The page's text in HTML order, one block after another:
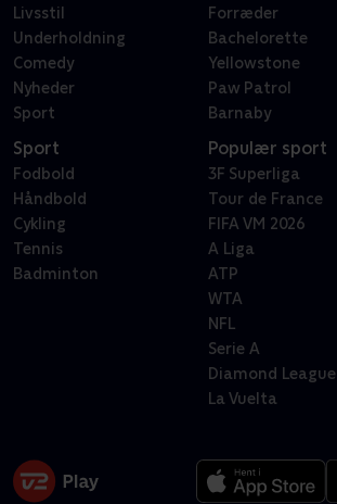
Livsstil
Underholdning
Comedy
Nyheder
Sport
Forræder
Bachelorette
Yellowstone
Paw Patrol
Barnaby
Sport
Fodbold
Håndbold
Cykling
Tennis
Badminton
Populær sport
3F Superliga
Tour de France
FIFA VM 2026
A Liga
ATP
WTA
NFL
Serie A
Diamond League
La Vuelta